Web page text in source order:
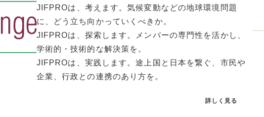
JIFPROは、考えます。気候変動などの地球環境問題
に、どう立ち向かっていくべきか。
JIFPROは、探索します。メンバーの専門性を活かし、
学術的・技術的な解決策を。
JIFPROは、実践します。途上国と日本を繋ぐ、市民や
企業、行政との連携のあり方を。
詳しく見る